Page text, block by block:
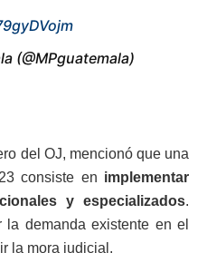
(@MPguatemala)
del OJ, mencionó que una
consiste en implementar
y especializados.
demanda existente en el
la mora judicial.